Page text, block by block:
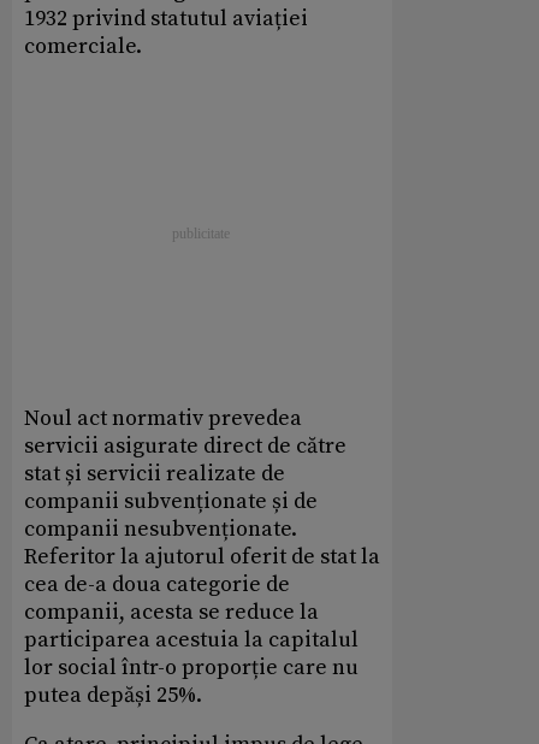
1932 privind statutul aviației
comerciale.
Noul act normativ prevedea
servicii asigurate direct de către
stat și servicii realizate de
companii subvenționate și de
companii nesubvenționate.
Referitor la ajutorul oferit de stat la
cea de-a doua categorie de
companii, acesta se reduce la
participarea acestuia la capitalul
lor social într-o proporție care nu
putea depăși 25%.